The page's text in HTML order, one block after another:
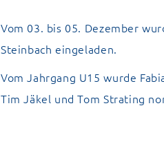
Vom 03. bis 05. Dezember
Steinbach eingeladen.
Vom Jahrgang U15 wurde
Tim Jäkel und Tom Strating